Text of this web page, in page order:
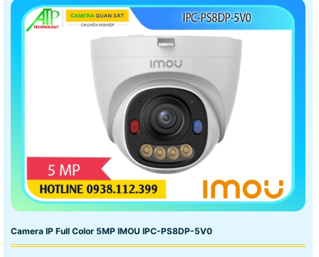
Camera IP Full Color 5MP IMOU IPC-PS8DP-5V0